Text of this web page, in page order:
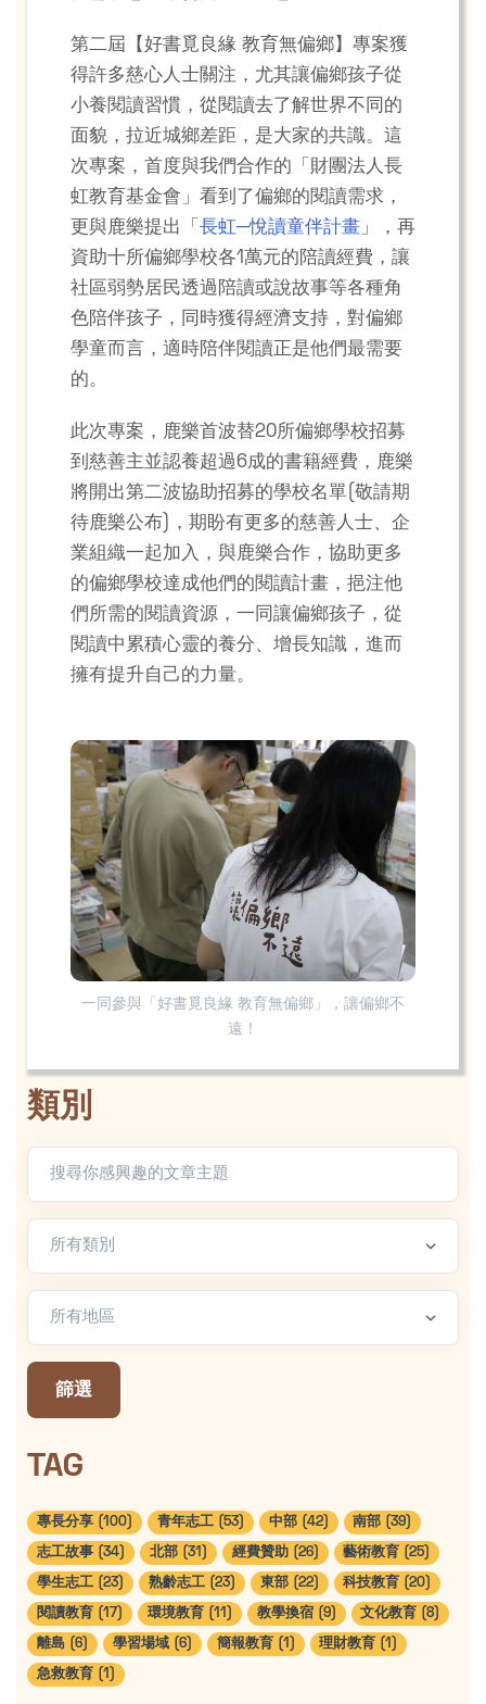
第二屆【好書覓良緣 教育無偏鄉】專案獲
得許多慈心人士關注，尤其讓偏鄉孩子從
小養閱讀習慣，從閱讀去了解世界不同的
面貌，拉近城鄉差距，是大家的共識。這
次專案，首度與我們合作的「財團法人長
虹教育基金會」看到了偏鄉的閱讀需求，
更與鹿樂提出「 長虹─悅讀童伴計畫 」，再
資助十所偏鄉學校各1萬元的陪讀經費，讓
社區弱勢居民透過陪讀或說故事等各種角
色陪伴孩子，同時獲得經濟支持，對偏鄉
學童而言，適時陪伴閱讀正是他們最需要
的。
此次專案，鹿樂首波替20所偏鄉學校招募
到慈善主並認養超過6成的書籍經費，鹿樂
將開出第二波協助招募的學校名單(敬請期
待鹿樂公布)，期盼有更多的慈善人士、企
業組織一起加入，與鹿樂合作，協助更多
的偏鄉學校達成他們的閱讀計畫，挹注他
們所需的閱讀資源，一同讓偏鄉孩子，從
閱讀中累積心靈的養分、增長知識，進而
擁有提升自己的力量。
一同參與「好書覓良緣 教育無偏鄉」，讓偏鄉不
遠！
類別
地區篩選
篩選
TAG
專長分享 (100) 青年志工 (53) 中部 (42) 南部 (39)
志工故事 (34) 北部 (31) 經費贊助 (26) 藝術教育 (25)
學生志工 (23) 熟齡志工 (23) 東部 (22) 科技教育 (20)
閱讀教育 (17) 環境教育 (11) 教學換宿 (9) 文化教育 (8)
離島 (6) 學習場域 (6) 簡報教育 (1) 理財教育 (1)
急救教育 (1)